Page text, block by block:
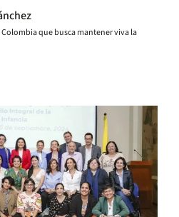
que busca mantener viva la